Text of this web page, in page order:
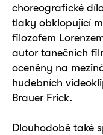
choreografické
tlaky obklopující
filozofem
autor tanečních
oceněny na
hudebních
Brauer Frick.
Dlouhodobě také